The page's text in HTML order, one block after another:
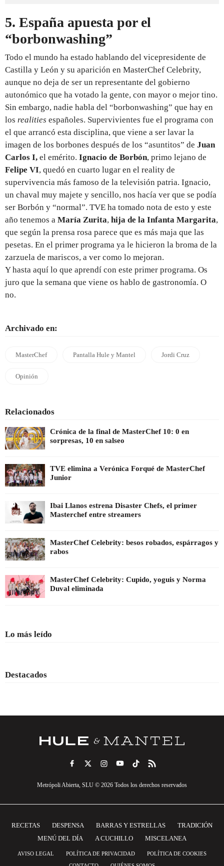
5. España apuesta por el
“borbonwashing”
Todo el mundo ha estado hablando del vicepresidente de
Castilla y León y su aparición en MasterChef Celebrity,
aunque no deja de ser un representante del gobierno
autonómico que ha votado la gente, con mayor o mejor tino.
Sin embargo, nadie habla del “borbonwashing” que hay en
los realities españoles. Supervivientes fue el programa con
el que arrancó esta disciplina, que viene a ser lavar la
imagen de los borbones después de los “asuntitos” de Juan
Carlos I, el emérito. Ignacio de Borbón, primo lejano de
Felipe VI, quedó en cuarto lugar en el reality de
supervivencia más famoso de la televisión patria. Ignacio,
un chaval muy majete y sencillo, nos hacía ver que se podía
ser Borbón y “normal”. TVE ha tomado nota de esto y este
año tenemos a María Zurita, hija de la Infanta Margarita,
que según la prensa rosa parece que es más maja que las
pesetas. En el primer programa ya le hicieron la broma de la
zarzuela de mariscos, a ver como lo mejoran.
Y hasta aquí lo que aprendí con este primer programa. Os
juro que la semana que viene os hablo de gastronomía. O
no.
Archivado en:
MasterChef Pantalla Hule y Mantel Jordi Cruz
Opinión
Relacionados
Crónica de la final de MasterChef 10: 0 en
sorpresas, 10 en salseo
TVE elimina a Verónica Forqué de MasterChef
Junior
Ibai Llanos estrena Disaster Chefs, el primer
Masterchef entre streamers
MasterChef Celebrity: besos robados, espárragos y
rabos
MasterChef Celebrity: Cupido, yoguis y Norma
Duval eliminada
Lo más leído
Destacados
Metrópoli Abierta, SLU © 2026 Todos los derechos reservados
RECETAS DESPENSA BARRAS Y ESTRELLAS
TRADICIÓN
MENÚ DEL DÍA
A CUCHILLO MISCELANEA
AVISO LEGAL POLÍTICA DE PRIVACIDAD
POLÍTICA DE COOKIES